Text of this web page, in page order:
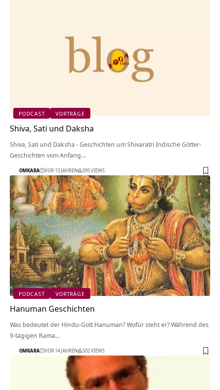
PODCAST VORTRÄGE
Shiva, Sati und Daksha
Shiva, Sati und Daksha - Geschichten um Shivaratri Indische Götter-
Geschichten vom Anfang…
OMKARA VOR 13 JAHREN 595 VIEWS
PODCAST VORTRÄGE
Hanuman Geschichten
Was bedeutet der Hindu-Gott Hanuman? Wofür steht er? Während des
9-tägigen Rama…
OMKARA VOR 14 JAHREN 502 VIEWS